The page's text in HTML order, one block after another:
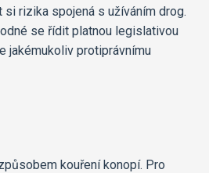
si rizika spojená s užíváním drog.
se řídit platnou legislativou
jakémukoliv protiprávnímu
kouření konopí. Pro